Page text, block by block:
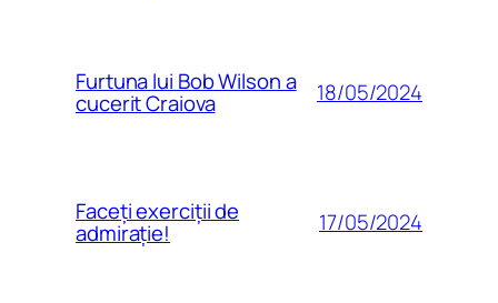
Furtuna lui Bob Wilson a
cucerit Craiova 18/05/2024
Faceți exerciții de
admirație! 17/05/2024